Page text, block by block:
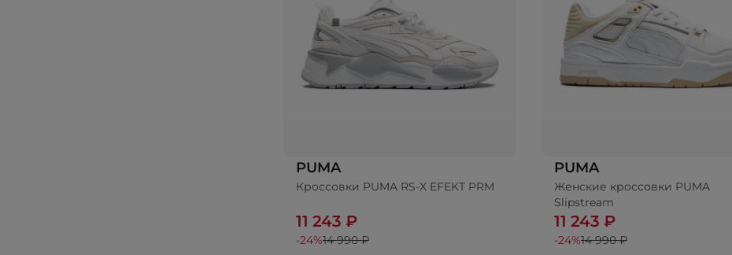
PUMA
Кроссовки PUMA RS-X EFEKT PRM
11 243 ₽
-24%14 990 ₽
PUMA
Женские кроссовки PUMA
Slipstream
11 243 ₽
-24%14 990 ₽